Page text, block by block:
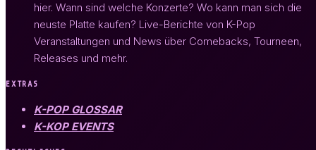
hier. Wann sind welche Konzerte? Wo kann man sich die
neuste Platte kaufen? Live-Berichte von K-Pop
Veranstaltungen und News über Comebacks, Tourneen,
Releases und mehr.
EXTRAS
K-POP GLOSSAR
K-KOP EVENTS